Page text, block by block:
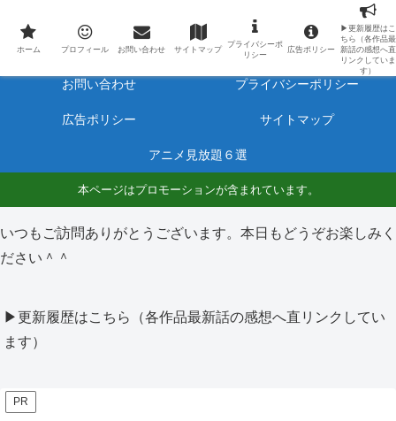
最新アニメのあらすじと感想をネタバレ有りで毎日更新しています。
ホーム プロフィール
お問い合わせ プライバシーポリシー
広告ポリシー サイトマップ
アニメ見放題６選
本ページはプロモーションが含まれています。
いつもご訪問ありがとうございます。本日もどうぞお楽しみく
ださい＾＾
▶更新履歴はこちら（各作品最新話の感想へ直リンクしてい
ます）
PR
ホーム プロフィール お問い合わせ サイトマップ
プライバシーポ
リシー
広告ポリシー
▶更新履歴はこ
ちら（各作品最
新話の感想へ直
リンクしていま
す）